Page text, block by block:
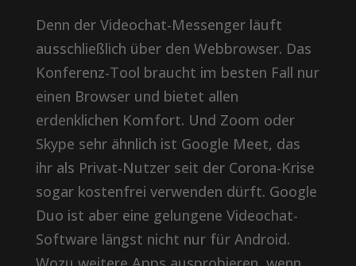
Denn der Videochat-Messenger läuft
ausschließlich über den Webbrowser. Das
Konferenz-Tool braucht im besten Fall nur
einen Browser und bietet allen
erdenklichen Komfort. Und Zoom oder
Skype sehr ähnlich ist Google Meet, das
ihr als Privat-Nutzer seit der Corona-Krise
sogar kostenfrei verwenden dürft. Google
Duo ist aber eine gelungene Videochat-
Software längst nicht nur für Android.